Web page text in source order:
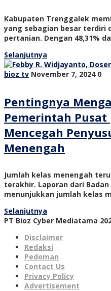
Kabupaten Trenggalek
yang sebagian besar terdiri
pertanian. Dengan 48,31%
Selanjutnya
bioz tv November 7, 2024 0
Pentingnya
Pemerintah
Mencegah
Menengah
Jumlah kelas menengah
terakhir. Laporan dari
menunjukkan jumlah kelas
Selanjutnya
PT Bioz Cyber Mediatama
Disclaimer
Redaksi
Pedoman
Contact Us
Privacy Policy
Advertisement